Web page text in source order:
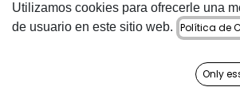
AÑADIR A LA CESTA
Utilizamos cookies para ofrecerle una
de usuario en este sitio web. Política de
Only